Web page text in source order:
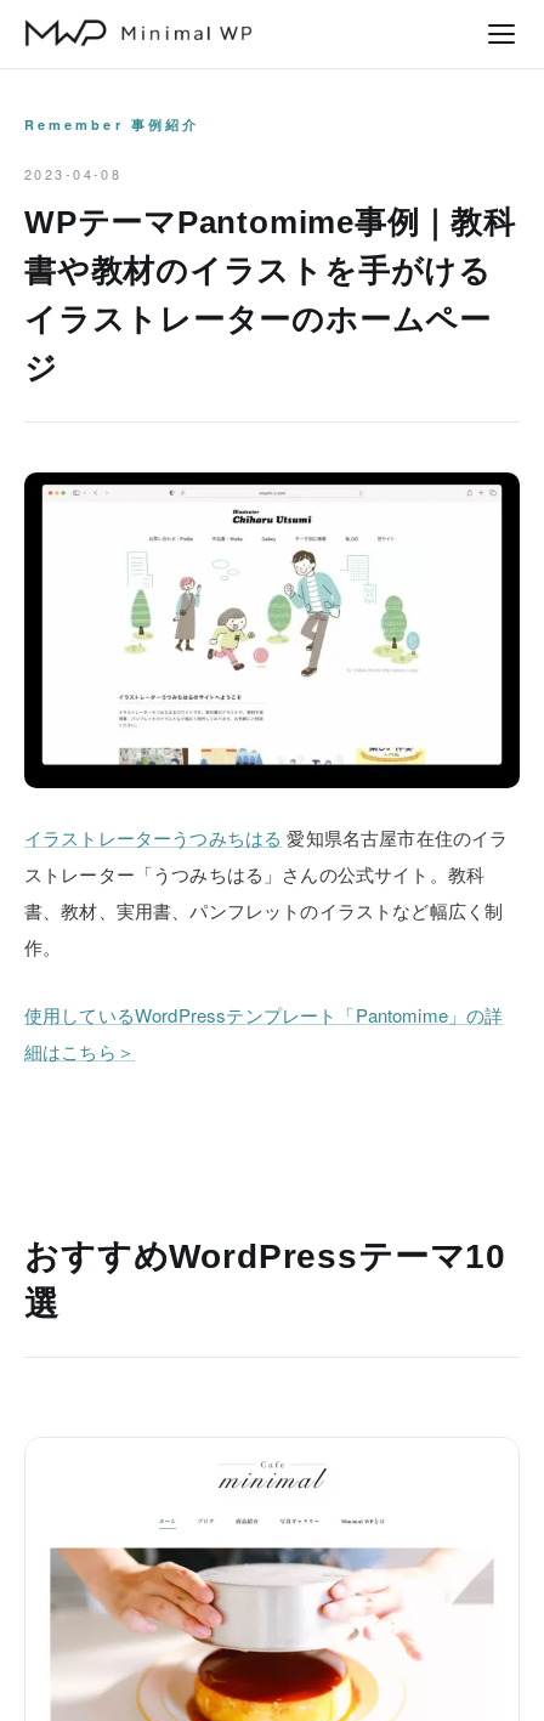
Remember 事例紹介
2023-04-08
WPテーマPantomime事例｜教科
書や教材のイラストを手がける
イラストレーターのホームペー
ジ
イラストレーターうつみちはる 愛知県名古屋市在住のイラ
ストレーター「うつみちはる」さんの公式サイト。教科
書、教材、実用書、パンフレットのイラストなど幅広く制
作。
使用しているWordPressテンプレート「Pantomime」の詳
細はこちら＞
おすすめWordPressテーマ10
選